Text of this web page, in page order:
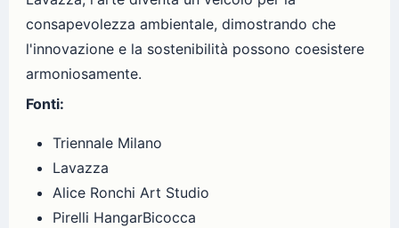
consapevolezza ambientale, dimostrando che
l'innovazione e la sostenibilità possono coesistere
armoniosamente.
Fonti:
Triennale Milano
Lavazza
Alice Ronchi Art Studio
Pirelli HangarBicocca